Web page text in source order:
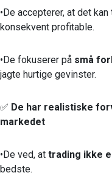
•De accepterer, at det
konsekvent profitable.
•De fokuserer på små
jagte hurtige gevinster.
✅ De har realistiske
markedet
•De ved, at trading ikke
bedste.